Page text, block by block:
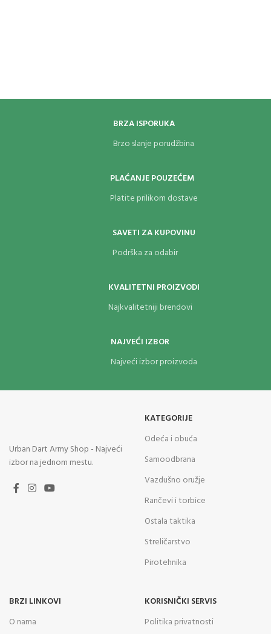
BRZA ISPORUKA
Brzo slanje porudžbina
PLAĆANJE POUZEĆEM
Platite prilikom dostave
SAVETI ZA KUPOVINU
Podrška za odabir
KVALITETNI PROIZVODI
Najkvalitetniji brendovi
NAJVEĆI IZBOR
Najveći izbor proizvoda
Urban Dart Army Shop - Najveći
izbor na jednom mestu.
KATEGORIJE
Odeća i obuća
Samoodbrana
Vazdušno oružje
Rančevi i torbice
Ostala taktika
Streličarstvo
Pirotehnika
BRZI LINKOVI
O nama
KORISNIČKI SERVIS
Politika privatnosti